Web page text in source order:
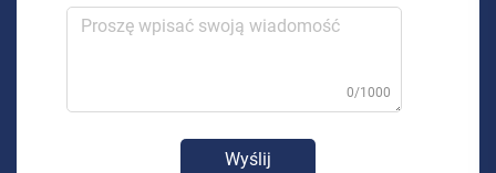
0/1000
Wyślij